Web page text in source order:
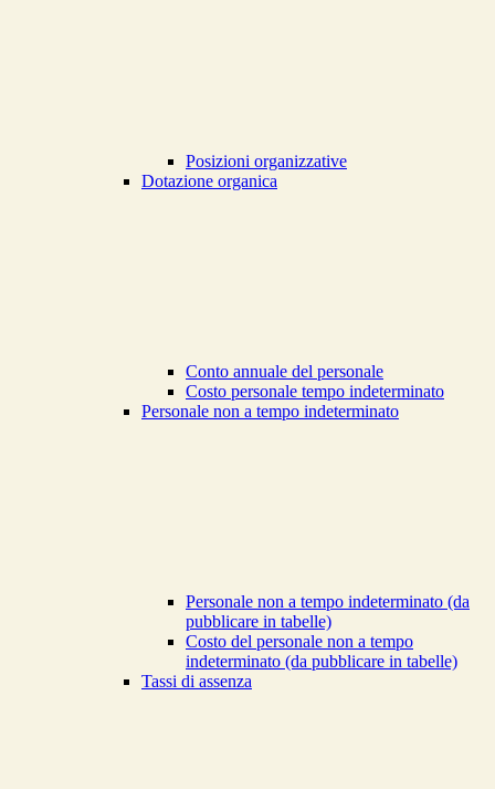
Posizioni organizzative
Dotazione organica
Conto annuale del personale
Costo personale tempo indeterminato
Personale non a tempo indeterminato
Personale non a tempo indeterminato (da
pubblicare in tabelle)
Costo del personale non a tempo
indeterminato (da pubblicare in tabelle)
Tassi di assenza